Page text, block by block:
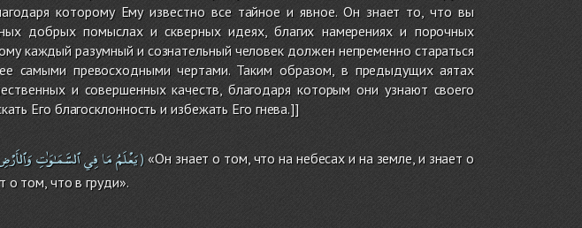
которому Ему известно все тайное и явное. Он знает то, что вы
добрых помыслах и скверных идеях, благих намерениях и порочных
каждый разумный и сознательный человек должен непременно стараться
самыми превосходными чертами. Таким образом, в предыдущих аятах
и совершенных качеств, благодаря которым они узнают своего
Его благосклонность и избежать Его гнева.]]
يَعْلَمُمَافِيٱلسَّمَـٰوَٰتِ ) «Он знает о том, что на небесах и на земле, и знает о
о том, что в груди».